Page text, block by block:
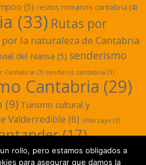
(5) restos romanos cantabria (4)
(33) Rutas por
por la naturaleza de Cantabria
del Nansa (5) senderismo
Cantabria (3) senderos cantabria (3)
Cantabria (29)
(9) Turismo cultural y
Valderredible (6) Villarcayo (3)
(17) yacimientos
rollo, pero estamos obligados a
para asegurar que damos la